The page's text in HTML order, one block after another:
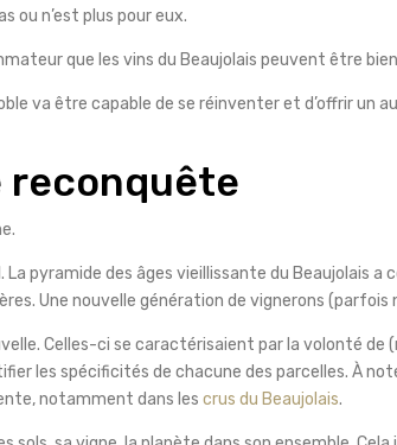
ou n’est plus pour eux.
que les vins du Beaujolais peuvent être
va être capable de se réinventer et d’offrir un
reconquête
pyramide des âges vieillissante du Beaujolais
Une nouvelle génération de vignerons (parfois
Celles-ci se caractérisaient par la volonté
les spécificités de chacune des parcelles. À
notamment dans les crus du Beaujolais.